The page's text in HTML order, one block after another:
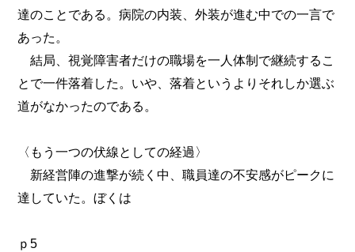
達のことである。病院の内装、外装が進む中での一言で
あった。
結局、視覚障害者だけの職場を一人体制で継続するこ
とで一件落着した。いや、落着というよりそれしか選ぶ
道がなかったのである。
〈もう一つの伏線としての経過〉
新経営陣の進撃が続く中、職員達の不安感がピークに
達していた。ぼくは
ｐ5